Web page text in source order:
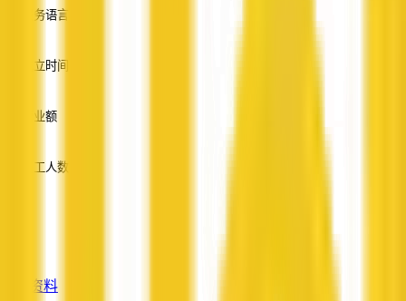
服务语言
成立时间
营业额
员工人数
查看资料